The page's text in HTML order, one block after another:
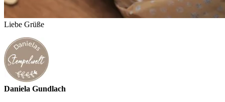
Liebe Grüße
Daniela Gundlach